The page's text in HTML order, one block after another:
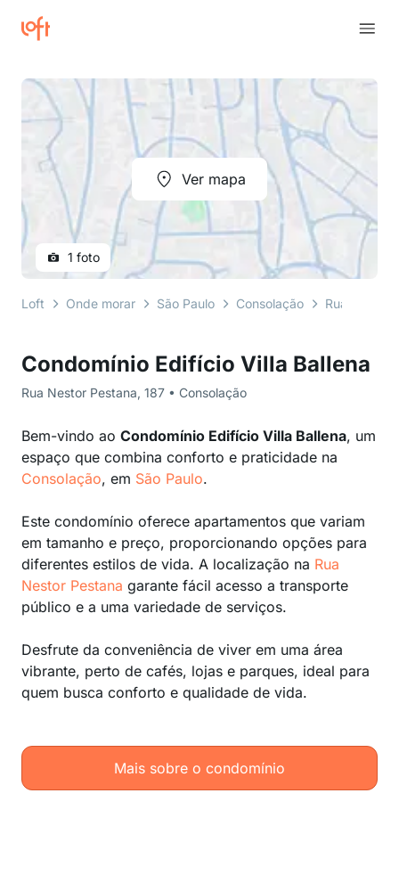
Condomínio Edifício Villa Ballena
Rua Nestor Pestana, 187 • Consolação
Bem-vindo ao Condomínio Edifício Villa Ballena, um
espaço que combina conforto e praticidade na
Consolação, em São Paulo.
Este condomínio oferece apartamentos que variam
em tamanho e preço, proporcionando opções para
diferentes estilos de vida. A localização na Rua
Nestor Pestana garante fácil acesso a transporte
público e a uma variedade de serviços.
Desfrute da conveniência de viver em uma área
vibrante, perto de cafés, lojas e parques, ideal para
quem busca conforto e qualidade de vida.
Mais sobre o condomínio
Ver mapa
1 foto
Loft Onde morar São Paulo Consolação Rua Nestor